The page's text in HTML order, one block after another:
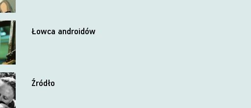
Łowca androidów
Źródło